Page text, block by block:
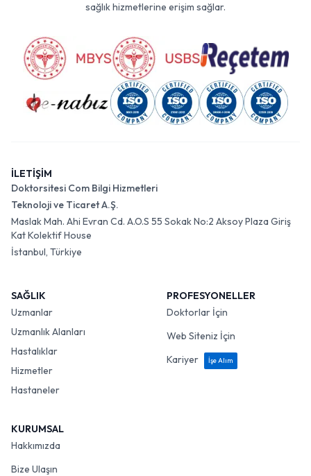
sağlık hizmetlerine erişim sağlar.
İLETİŞİM
Doktorsitesi Com Bilgi Hizmetleri
Teknoloji ve Ticaret A.Ş.
Maslak Mah. Ahi Evran Cd. A.O.S 55 Sokak No:2 Aksoy Plaza Giriş
Kat Kolektif House
İstanbul, Türkiye
SAĞLIK
Uzmanlar
Uzmanlık Alanları
Hastalıklar
Hizmetler
Hastaneler
PROFESYONELLER
Doktorlar İçin
Web Siteniz İçin
Kariyer
İşe Alım
KURUMSAL
Hakkımızda
Bize Ulaşın